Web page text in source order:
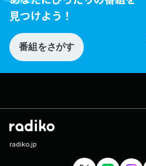
見つけよう！
番組をさがす
radiko.jp